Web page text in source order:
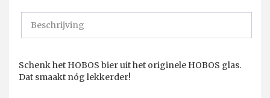
Beschrijving
Schenk het HOBOS bier uit het originele HOBOS glas.
Dat smaakt nóg lekkerder!